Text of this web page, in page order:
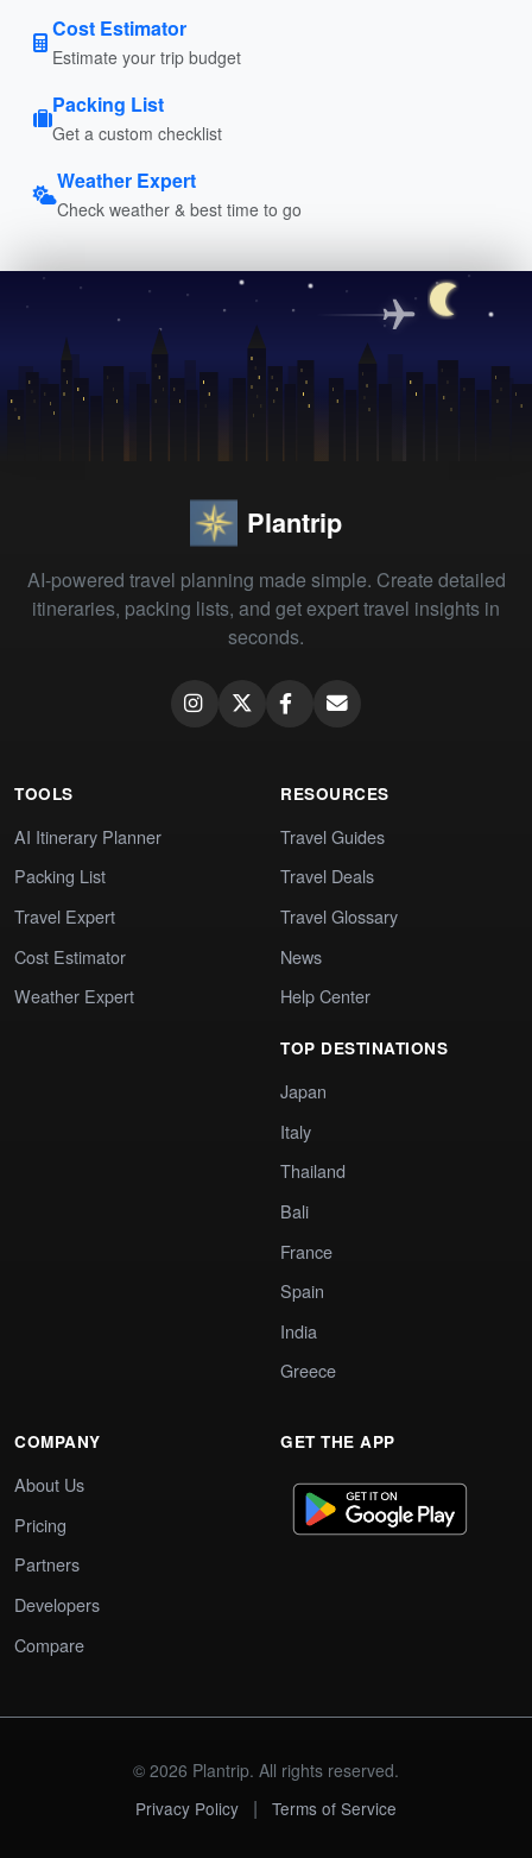
Cost Estimator
Estimate your trip budget
Packing List
Get a custom checklist
Weather Expert
Check weather & best time to go
Plantrip
AI-powered travel planning made simple. Create detailed
itineraries, packing lists, and get expert travel insights in
seconds.
TOOLS
AI Itinerary Planner
Packing List
Travel Expert
Cost Estimator
Weather Expert
RESOURCES
Travel Guides
Travel Deals
Travel Glossary
News
Help Center
TOP DESTINATIONS
Japan
Italy
Thailand
Bali
France
Spain
India
Greece
COMPANY
About Us
Pricing
Partners
Developers
Compare
GET THE APP
© 2026 Plantrip. All rights reserved.
Privacy Policy
| Terms of Service